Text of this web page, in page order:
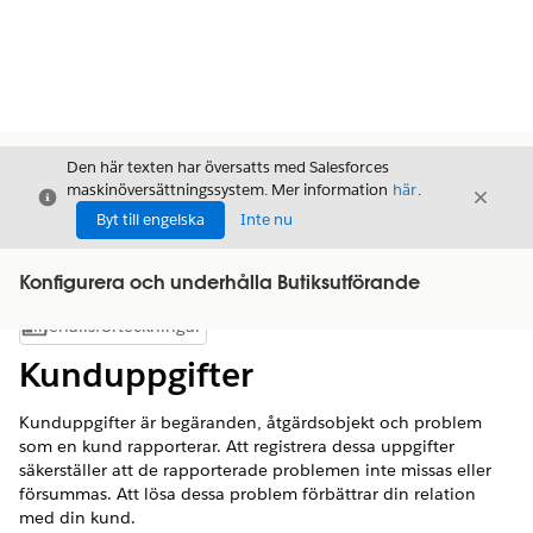
Stäng
Den här texten har översatts med Salesforces
maskinöversättningssystem. Mer information här.
Byt till engelska
Inte nu
Stäng
Konfigurera och underhålla Butiksutförande
Visa innehållsförteckning
Innehållsförteckningar
Kunduppgifter
Kunduppgifter är begäranden, åtgärdsobjekt och problem
som en kund rapporterar. Att registrera dessa uppgifter
säkerställer att de rapporterade problemen inte missas eller
försummas. Att lösa dessa problem förbättrar din relation
med din kund.